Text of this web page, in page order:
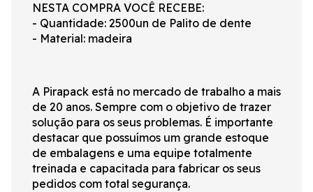
NESTA COMPRA VOCÊ RECEBE:
- Quantidade: 2500un de Palito de dente
- Material: madeira
A Pirapack está no mercado de trabalho a mais
de 20 anos. Sempre com o objetivo de trazer
solução para os seus problemas. É importante
destacar que possuímos um grande estoque
de embalagens e uma equipe totalmente
treinada e capacitada para fabricar os seus
pedidos com total segurança.